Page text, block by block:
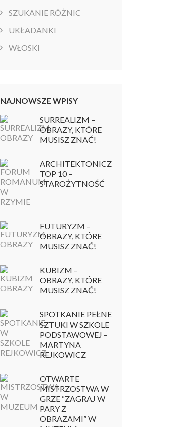
SZUKANIE RÓŻNIC
UKŁADANKI
WŁOSKI
NAJNOWSZE WPISY
SURREALIZM –
OBRAZY, KTÓRE
MUSISZ ZNAĆ!
ARCHITEKTONICZNY
TOP 10 –
STAROŻYTNOŚĆ
FUTURYZM –
OBRAZY, KTÓRE
MUSISZ ZNAĆ!
KUBIZM –
OBRAZY, KTÓRE
MUSISZ ZNAĆ!
SPOTKANIE PEŁNE
SZTUKI W SZKOLE
PODSTAWOWEJ –
MARTYNA
REJKOWICZ
OTWARTE
MISTRZOSTWA W
GRZE “ZAGRAJ W
PARY Z
OBRAZAMI” W